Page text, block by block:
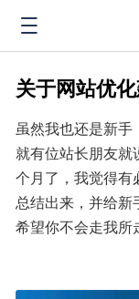
关于网站优
虽然我也还是新手
就有位站长朋友就
个月了，我觉得有
总结出来，并给新
希望你不会走我所